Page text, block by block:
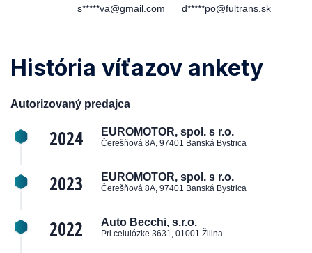
s*****va@gmail.com
d*****po@fultrans.sk
História víťazov ankety
Autorizovaný predajca
2024 EUROMOTOR, spol. s r.o.
Čerešňová 8A, 97401 Banská Bystrica
2023 EUROMOTOR, spol. s r.o.
Čerešňová 8A, 97401 Banská Bystrica
2022 Auto Becchi, s.r.o.
Pri celulózke 3631, 01001 Žilina